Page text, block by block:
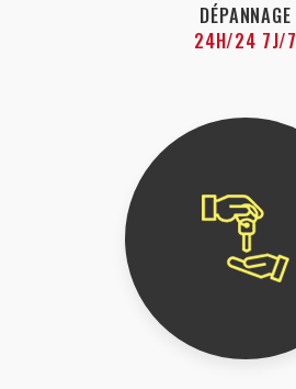
DÉPANNAGE
24H/24 7J/7